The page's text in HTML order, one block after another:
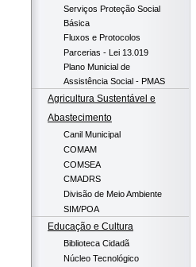
Serviços Proteção Social
Básica
Fluxos e Protocolos
Parcerias - Lei 13.019
Plano Municial de
Assistência Social - PMAS
Agricultura Sustentável e
Abastecimento
Canil Municipal
COMAM
COMSEA
CMADRS
Divisão de Meio Ambiente
SIM/POA
Educação e Cultura
Biblioteca Cidadã
Núcleo Tecnológico